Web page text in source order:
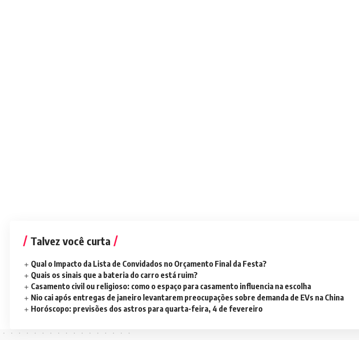
Talvez você curta
Qual o Impacto da Lista de Convidados no Orçamento Final da Festa?
Quais os sinais que a bateria do carro está ruim?
Casamento civil ou religioso: como o espaço para casamento influencia na escolha
Nio cai após entregas de janeiro levantarem preocupações sobre demanda de EVs na China
Horóscopo: previsões dos astros para quarta-feira, 4 de fevereiro